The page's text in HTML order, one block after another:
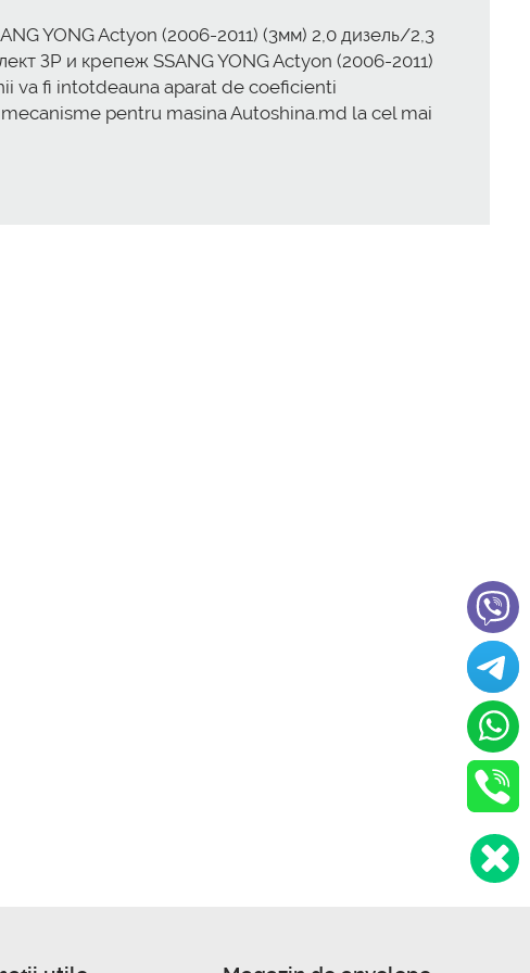
YONG Actyon (2006-2011) (3мм) 2,0 дизель/2,3
ЗР и крепеж SSANG YONG Actyon (2006-2011)
va fi intotdeauna aparat de coeficienti
pentru masina Autoshina.md la cel mai